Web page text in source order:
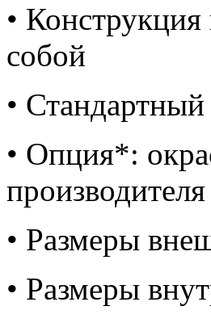
•
собой
•
• Опция*:
• Размеры
• Размеры